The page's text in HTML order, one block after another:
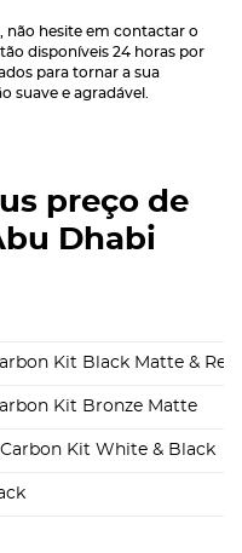
não hesite em contactar o
disponíveis 24 horas por
para tornar a sua
suave e agradável.
preço de
Dhabi
Kit Black Matte & Red
Kit Bronze Matte
Kit White & Black